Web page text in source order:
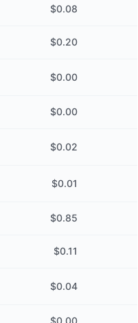
$0.08
$0.20
$0.00
$0.00
$0.02
$0.01
$0.85
$0.11
$0.04
$0.00